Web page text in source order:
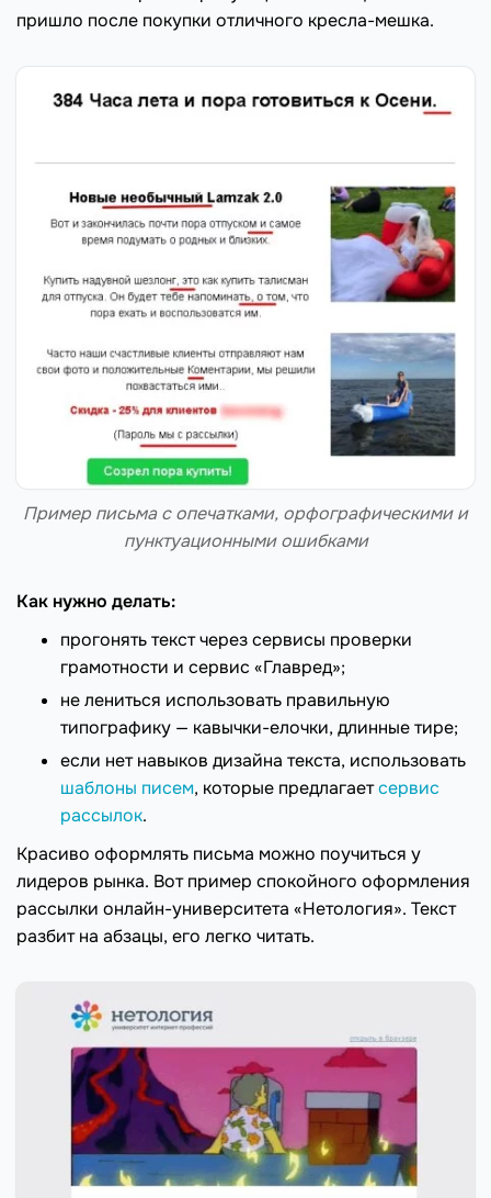
пришло после покупки отличного кресла-мешка.
Пример письма с опечатками, орфографическими и
пунктуационными ошибками
Как нужно делать:
прогонять текст через сервисы проверки
грамотности и сервис «Главред»;
не лениться использовать правильную
типографику — кавычки-елочки, длинные тире;
если нет навыков дизайна текста, использовать
шаблоны писем, которые предлагаетсервис
рассылок.
Красиво оформлять письма можно поучиться у
лидеров рынка. Вот пример спокойного оформления
рассылки онлайн-университета «Нетология». Текст
разбит на абзацы, его легко читать.